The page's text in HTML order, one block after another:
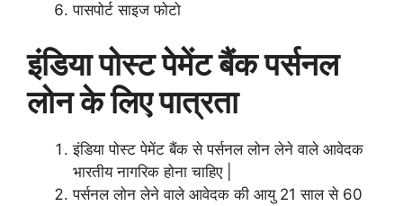
पासपोर्ट साइज फोटो
इंडिया पोस्ट पेमेंट बैंक पर्सनल
लोन के लिए पात्रता
इंडिया पोस्ट पेमेंट बैंक से पर्सनल लोन लेने वाले आवेदक
भारतीय नागरिक होना चाहिए |
पर्सनल लोन लेने वाले आवेदक की आयु 21 साल से 60